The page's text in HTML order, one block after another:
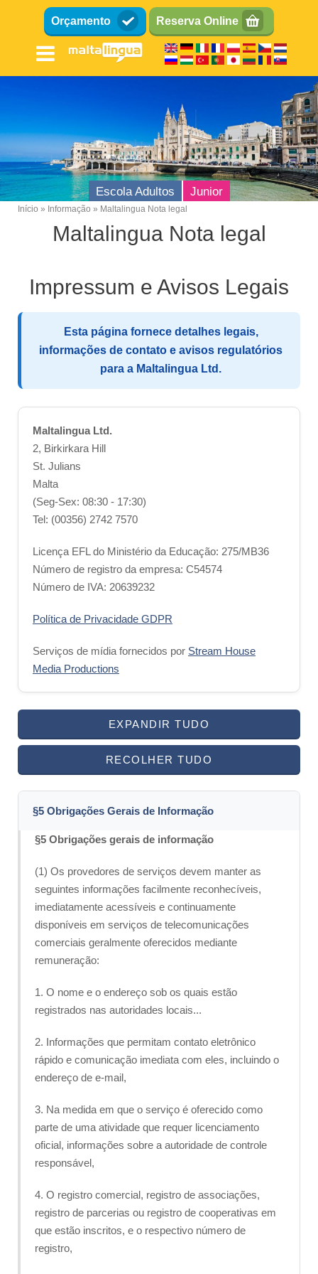
conteúdo
principal
Orçamento Reserva Online
Escola Adultos Junior
Breadcrumb
Início Informação Maltalingua Nota legal
Maltalingua Nota legal
Impressum e Avisos Legais
Esta página fornece detalhes legais,
informações de contato e avisos regulatórios
para a Maltalingua Ltd.
Maltalingua Ltd.
2, Birkirkara Hill
St. Julians
Malta
(Seg-Sex: 08:30 - 17:30)
Tel: (00356) 2742 7570
Licença EFL do Ministério da Educação: 275/MB36
Número de registro da empresa: C54574
Número de IVA: 20639232
Política de Privacidade GDPR
Serviços de mídia fornecidos por Stream House
Media Productions
EXPANDIR TUDO
RECOLHER TUDO
§5 Obrigações Gerais de Informação
§5 Obrigações gerais de informação
(1) Os provedores de serviços devem manter as
seguintes informações facilmente reconhecíveis,
imediatamente acessíveis e continuamente
disponíveis em serviços de telecomunicações
comerciais geralmente oferecidos mediante
remuneração:
1. O nome e o endereço sob os quais estão
registrados nas autoridades locais...
2. Informações que permitam contato eletrônico
rápido e comunicação imediata com eles, incluindo o
endereço de e-mail,
3. Na medida em que o serviço é oferecido como
parte de uma atividade que requer licenciamento
oficial, informações sobre a autoridade de controle
responsável,
4. O registro comercial, registro de associações,
registro de parcerias ou registro de cooperativas em
que estão inscritos, e o respectivo número de
registro,